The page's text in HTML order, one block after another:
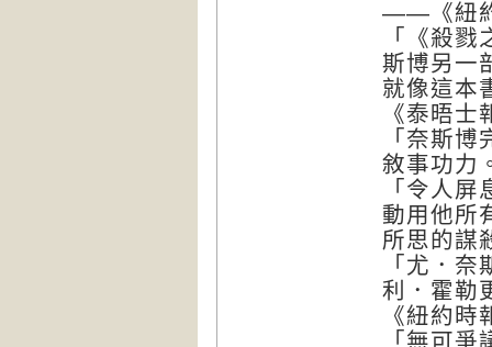
——《紐
「《殺
斯博另一
就像這本
《泰晤士
「奈斯
敘事功
「令人
動用他所
所思的謀
「尤．
利．霍勒
《紐約
「無可